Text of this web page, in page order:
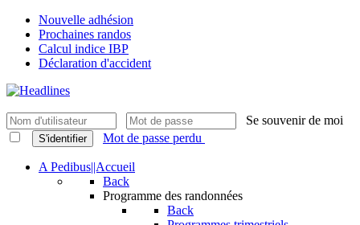
Nouvelle adhésion
Prochaines randos
Calcul indice IBP
Déclaration d'accident
Se souvenir de moi
S'identifier Mot de passe perdu
A Pedibus||Accueil
Back
Programme des randonnées
Back